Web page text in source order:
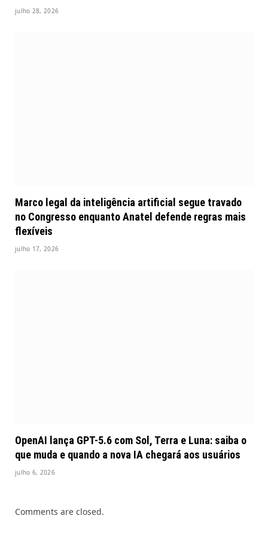
julho 28, 2026
Marco legal da inteligência artificial segue travado
no Congresso enquanto Anatel defende regras mais
flexíveis
julho 17, 2026
OpenAI lança GPT-5.6 com Sol, Terra e Luna: saiba o
que muda e quando a nova IA chegará aos usuários
julho 6, 2026
Comments are closed.